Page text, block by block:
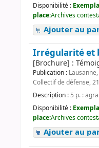
Disponibilité :
place:Archives
Ajouter au
Irrégularité et
[Brochure] :
Publication :
Collectif de défense,
Description : 5 p. :
Disponibilité :
place:Archives
Ajouter au